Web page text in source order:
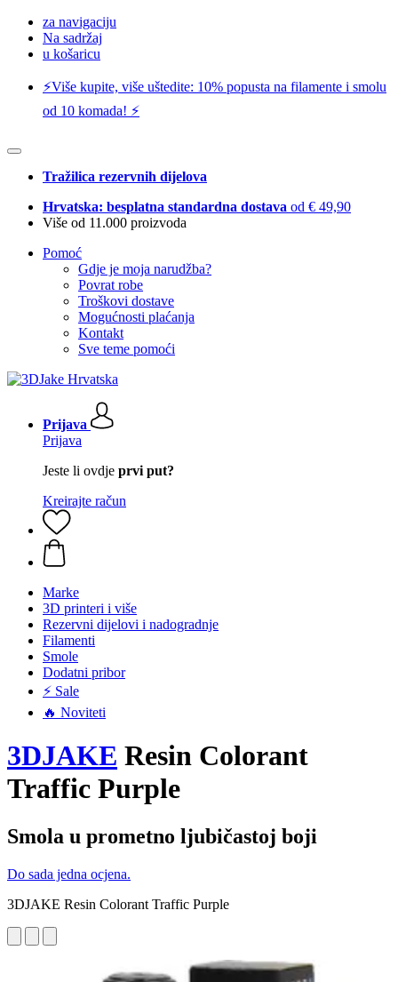
za navigaciju
Na sadržaj
u košaricu
⚡️Više kupite, više uštedite: 10% popusta na filamente i smolu
od 10 komada! ⚡️
Tražilica rezervnih dijelova
Hrvatska: besplatna standardna dostava od € 49,90
Više od 11.000 proizvoda
Pomoć
Gdje je moja narudžba?
Povrat robe
Troškovi dostave
Mogućnosti plaćanja
Kontakt
Sve teme pomoći
Prijava
Prijava
Jeste li ovdje prvi put?
Kreirajte račun
Marke
3D printeri i više
Rezervni dijelovi i nadogradnje
Filamenti
Smole
Dodatni pribor
⚡ Sale
🔥 Noviteti
3DJAKE Resin Colorant
Traffic Purple
Smola u prometno ljubičastoj boji
Do sada jedna ocjena.
3DJAKE Resin Colorant Traffic Purple